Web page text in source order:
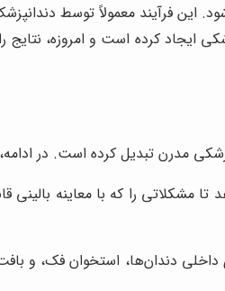
این فرآیند معمولاً توسط
کرده است و امروزه، نتایج
مدرن تبدیل کرده است. در
تا مشکلاتی را که با معاینه
داخلی دندان‌ها، استخوان فک،